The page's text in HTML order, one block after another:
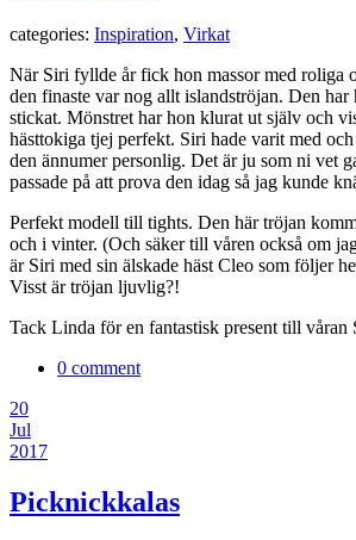
categories: Inspiration, Virkat
När Siri fyllde år fick hon massor med roliga
den finaste var nog allt islandströjan. Den har
stickat. Mönstret har hon klurat ut själv och
hästtokiga tjej perfekt. Siri hade varit med
den ännumer personlig. Det är ju som ni vet
passade på att prova den idag så jag kunde
Perfekt modell till tights. Den här tröjan
och i vinter. (Och säker till våren också om
är Siri med sin älskade häst Cleo som följer
Visst är tröjan ljuvlig?!
Tack Linda för en fantastisk present till våran
0 comment
20
Jul
2017
Picknickkalas